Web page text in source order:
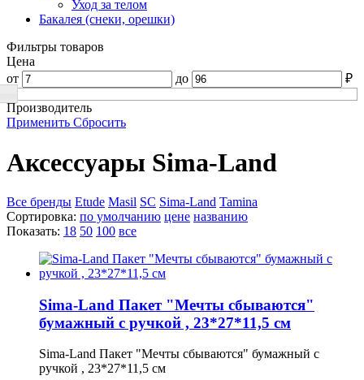
Уход за телом
Бакалея (снеки, орешки)
Фильтры товаров
Цена
от
до ₽
Производитель
Применить Сбросить
Аксессуары Sima-Land
Все бренды Etude Masil SC Sima-Land Tamina
Сортировка: по умолчанию цене названию
Показать: 18 50 100 все
Sima-Land Пакет "Мечты сбываются"
бумажный с ручкой , 23*27*11,5 см
Sima-Land Пакет "Мечты сбываются" бумажный с
ручкой , 23*27*11,5 см